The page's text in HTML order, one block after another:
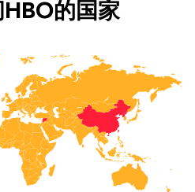
的国家